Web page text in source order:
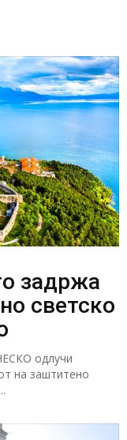
задржа
светско
одлучи
на заштитено